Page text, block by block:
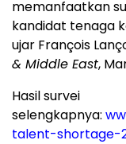
memanfaatkan
kandidat tenaga
ujar François
& Middle East,
Hasil survei
selengkapnya:
talent-shortage-